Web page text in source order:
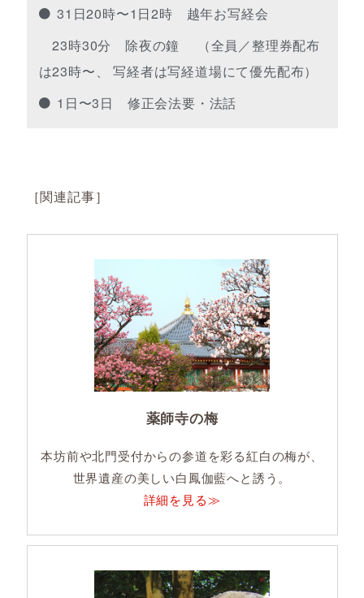
31日20時〜1日2時 越年お写経会
23時30分 除夜の鐘 （全員／整理券配布
は23時〜、 写経者は写経道場にて優先配布）
1日〜3日 修正会法要・法話
［関連記事］
薬師寺の梅
本坊前や北門受付からの参道を彩る紅白の梅が、
世界遺産の美しい白鳳伽藍へと誘う。
詳細を見る≫